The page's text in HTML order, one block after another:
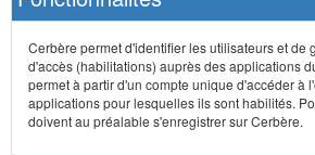
Cerbère permet d'identifier les utilisateurs et de
d'accès (habilitations) auprès des applications
permet à partir d'un compte unique d'accéder à
applications pour lesquelles ils sont habilités.
doivent au préalable s'enregistrer sur Cerbère.